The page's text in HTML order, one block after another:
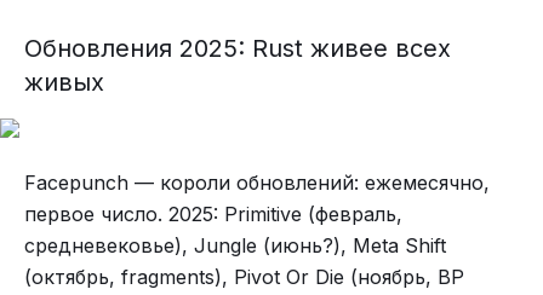
Обновления 2025: Rust живее всех
живых
Facepunch — короли обновлений: ежемесячно,
первое число. 2025: Primitive (февраль,
средневековье), Jungle (июнь?), Meta Shift
(октябрь, fragments), Pivot Or Die (ноябрь, BP